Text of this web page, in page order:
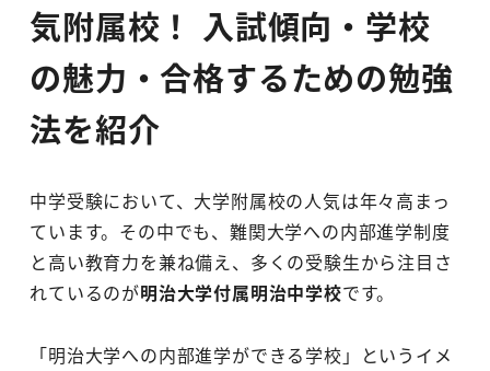
気附属校！ 入試傾向・学校
の魅力・合格するための勉強
法を紹介
中学受験において、大学附属校の人気は年々高まっ
ています。その中でも、難関大学への内部進学制度
と高い教育力を兼ね備え、多くの受験生から注目さ
れているのが明治大学付属明治中学校です。
「明治大学への内部進学ができる学校」というイメ